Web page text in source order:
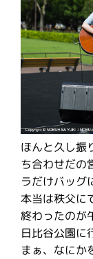
ほんと久し振
ち合わせだの
ラだけバッグ
本当は秩父に
終わったのが
日比谷公園に
まぁ、なにか